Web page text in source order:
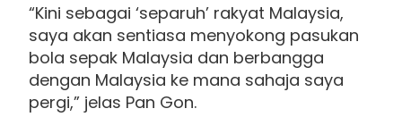
“Kini sebagai ‘separuh’ rakyat Malaysia,
saya akan sentiasa menyokong pasukan
bola sepak Malaysia dan berbangga
dengan Malaysia ke mana sahaja saya
pergi,” jelas Pan Gon.